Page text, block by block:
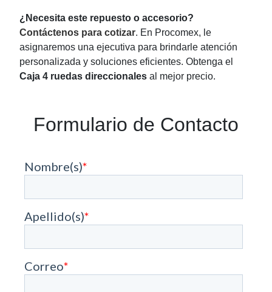
¿Necesita este repuesto o accesorio?
Contáctenos para cotizar. En Procomex, le
asignaremos una ejecutiva para brindarle atención
personalizada y soluciones eficientes. Obtenga el
Caja 4 ruedas direccionales al mejor precio.
Formulario de Contacto